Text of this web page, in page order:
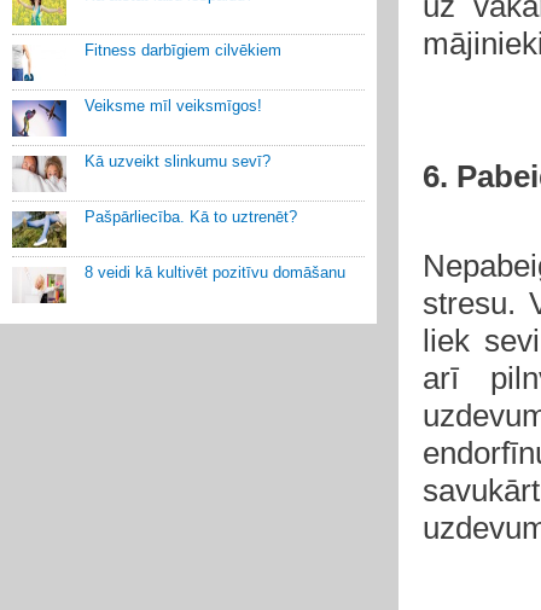
Fitness darbīgiem cilvēkiem
Veiksme mīl veiksmīgos!
Kā uzveikt slinkumu sevī?
Pašpārliecība. Kā to uztrenēt?
8 veidi kā kultivēt pozitīvu domāšanu
6.
stresu.
liek
arī